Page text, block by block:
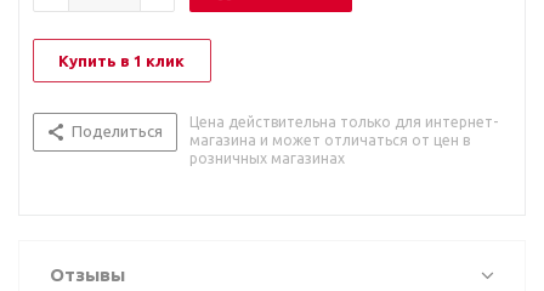
Купить в 1 клик
Поделиться
Цена действительна только для интернет-
магазина и может отличаться от цен в
розничных магазинах
Отзывы